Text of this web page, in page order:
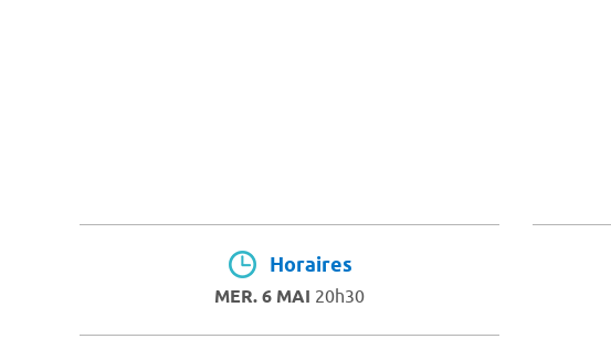
Horaires
MER. 6 MAI 20h30